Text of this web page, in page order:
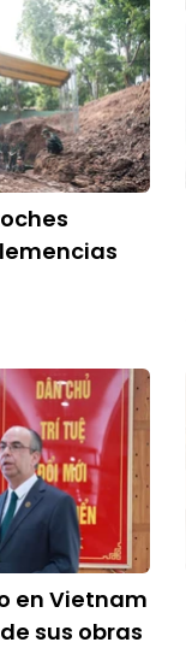
en Vietnam
sus obras